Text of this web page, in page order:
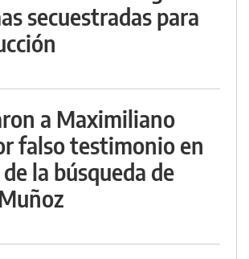
secuestradas para
a Maximiliano
falso testimonio en
la búsqueda de